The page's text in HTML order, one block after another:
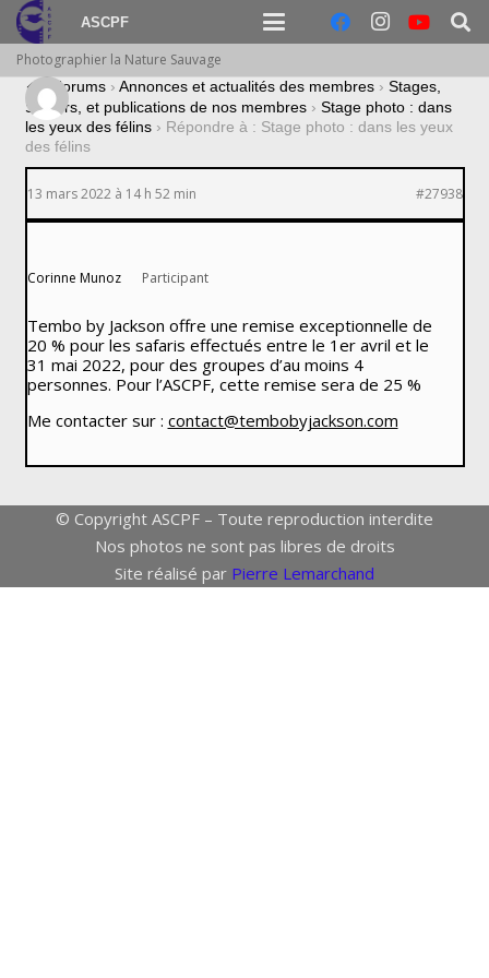
ASCPF
Photographier la Nature Sauvage
› Forums › Annonces et actualités des membres › Stages,
Séjours, et publications de nos membres › Stage photo : dans
les yeux des félins › Répondre à : Stage photo : dans les yeux
des félins
13 mars 2022 à 14 h 52 min #27938
Corinne Munoz Participant
Tembo by Jackson offre une remise exceptionnelle de
20 % pour les safaris effectués entre le 1er avril et le
31 mai 2022, pour des groupes d’au moins 4
personnes. Pour l’ASCPF, cette remise sera de 25 %
Me contacter sur : contact@tembobyjackson.com
© Copyright ASCPF – Toute reproduction interdite
Nos photos ne sont pas libres de droits
Site réalisé par Pierre Lemarchand